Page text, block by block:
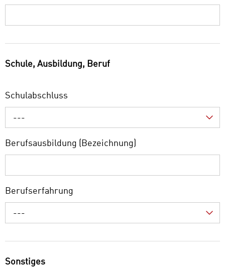
Schule, Ausbildung, Beruf
Schulabschluss
---
Berufsausbildung (Bezeichnung)
Berufserfahrung
---
Sonstiges